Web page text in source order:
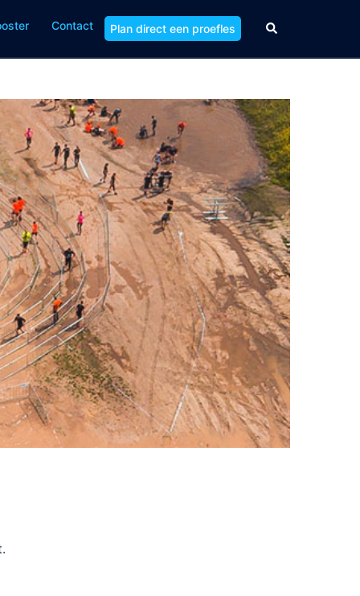
Contact Plan direct een proefles Zoeken